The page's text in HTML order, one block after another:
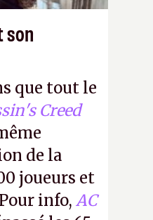
son
que tout le
Creed
de la
joueurs et
info, AC